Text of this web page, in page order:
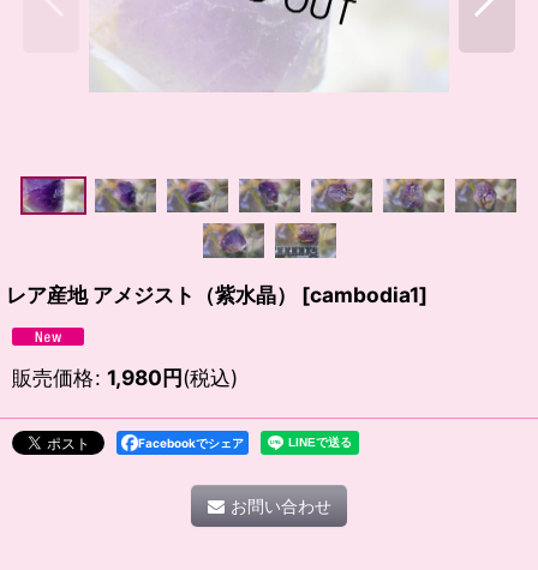
レア産地 アメジスト（紫水晶） [cambodia1]
販売価格: 1,980円(税込)
Facebookでシェア
お問い合わせ